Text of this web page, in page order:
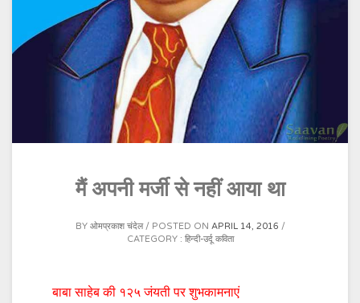
मैं अपनी मर्जी से नहीं आया था
BY ओमप्रकाश चंदेल POSTED ON APRIL 14, 2016
CATEGORY : हिन्दी-उर्दू कविता
बाबा साहेब की १२५ जंयती पर शुभकामनाएं